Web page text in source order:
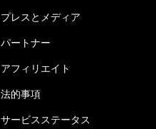
プレスとメディア
パートナー
アフィリエイト
法的事項
サービスステータス